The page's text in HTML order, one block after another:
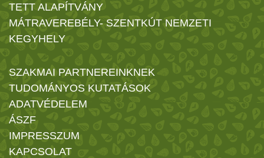
TETT ALAPÍTVÁNY
MÁTRAVEREBÉLY- SZENTKÚT NEMZETI
KEGYHELY
SZAKMAI PARTNEREINKNEK
TUDOMÁNYOS KUTATÁSOK
ADATVÉDELEM
ÁSZF
IMPRESSZUM
KAPCSOLAT